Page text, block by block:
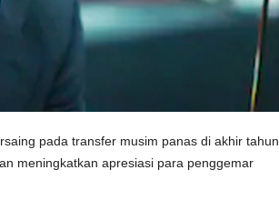
pada transfer musim panas di akhir tahun
meningkatkan apresiasi para penggemar